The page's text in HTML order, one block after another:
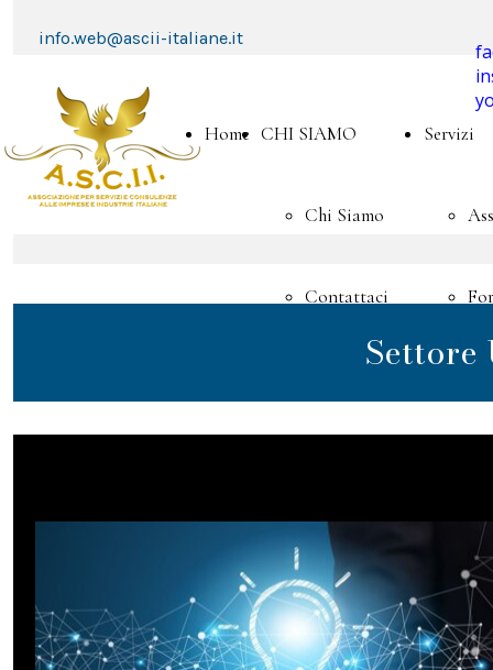
info.web@ascii-italiane.it
Home CHI SIAMO
Chi Siamo
Contattaci
Servizi
Settore